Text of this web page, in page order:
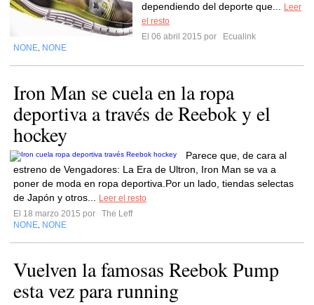
dependiendo del deporte que...
Leer
el resto
El 06 abril 2015 por
Ecualink
NONE NONE
Iron Man se cuela en la ropa
deportiva a través de Reebok y el
hockey
Parece que, de cara al
estreno de Vengadores: La Era de Ultron, Iron Man se va a
poner de moda en ropa deportiva.Por un lado, tiendas selectas
de Japón y otros...
Leer el resto
El 18 marzo 2015 por
The Leff
NONE NONE
Vuelven la famosas Reebok Pump
esta vez para running